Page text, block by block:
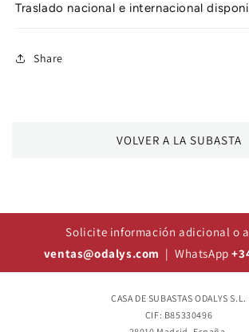
Traslado nacional e internacional
Share
VOLVER A LA SUBASTA
Solicite información adicional o
ventas@odalys.com | WhatsApp
CASA DE SUBASTAS ODALYS S.L.
CIF: B85330496